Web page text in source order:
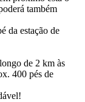
também
da estação de
de 2 km às
400 pés de